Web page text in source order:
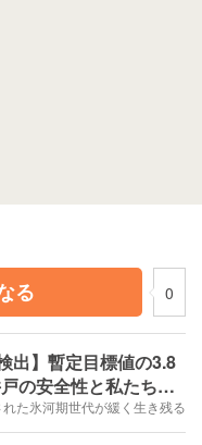
る
0
出】暫定目標値の3.8
の安全性と私たちが
れた氷河期世代が緩く生き残る